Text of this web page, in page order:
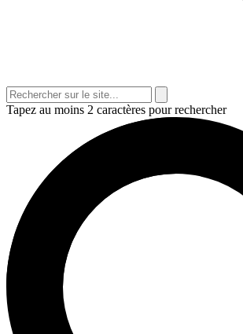
Tapez au moins 2 caractères pour rechercher